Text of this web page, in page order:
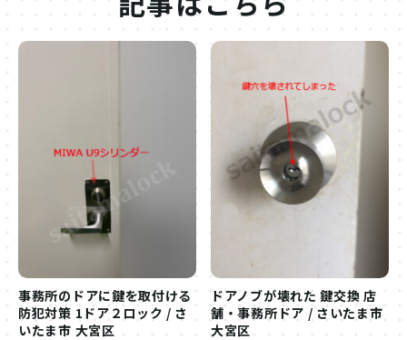
事務所のドアに鍵を取付ける
防犯対策 1ドア２ロック / さ
いたま市 大宮区
ドアノブが壊れた 鍵交換 店
舗・事務所ドア / さいたま市
大宮区